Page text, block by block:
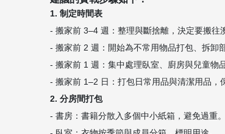
1. 制定時間表
- 搬家前 3–4 週：整理與斷捨離，決定要搬往
- 搬家前 2 週：開始為不常用物品打包、拆卸
- 搬家前 1 週：集中處理臥室、廚房與兒童物品
- 搬家前 1–2 日：打包日常用品與清潔用品，
2. 分房間打包
- 書房：書籍分散入多個中小紙箱，避免過重。